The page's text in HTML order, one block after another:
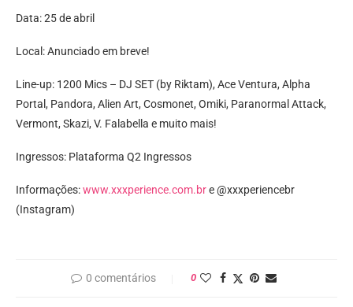
Data: 25 de abril
Local: Anunciado em breve!
Line-up: 1200 Mics – DJ SET (by Riktam), Ace Ventura, Alpha
Portal, Pandora, Alien Art, Cosmonet, Omiki, Paranormal Attack,
Vermont, Skazi, V. Falabella e muito mais!
Ingressos: Plataforma Q2 Ingressos
Informações:www.xxxperience.com.bre @xxxperiencebr
(Instagram)
0 comentários 0